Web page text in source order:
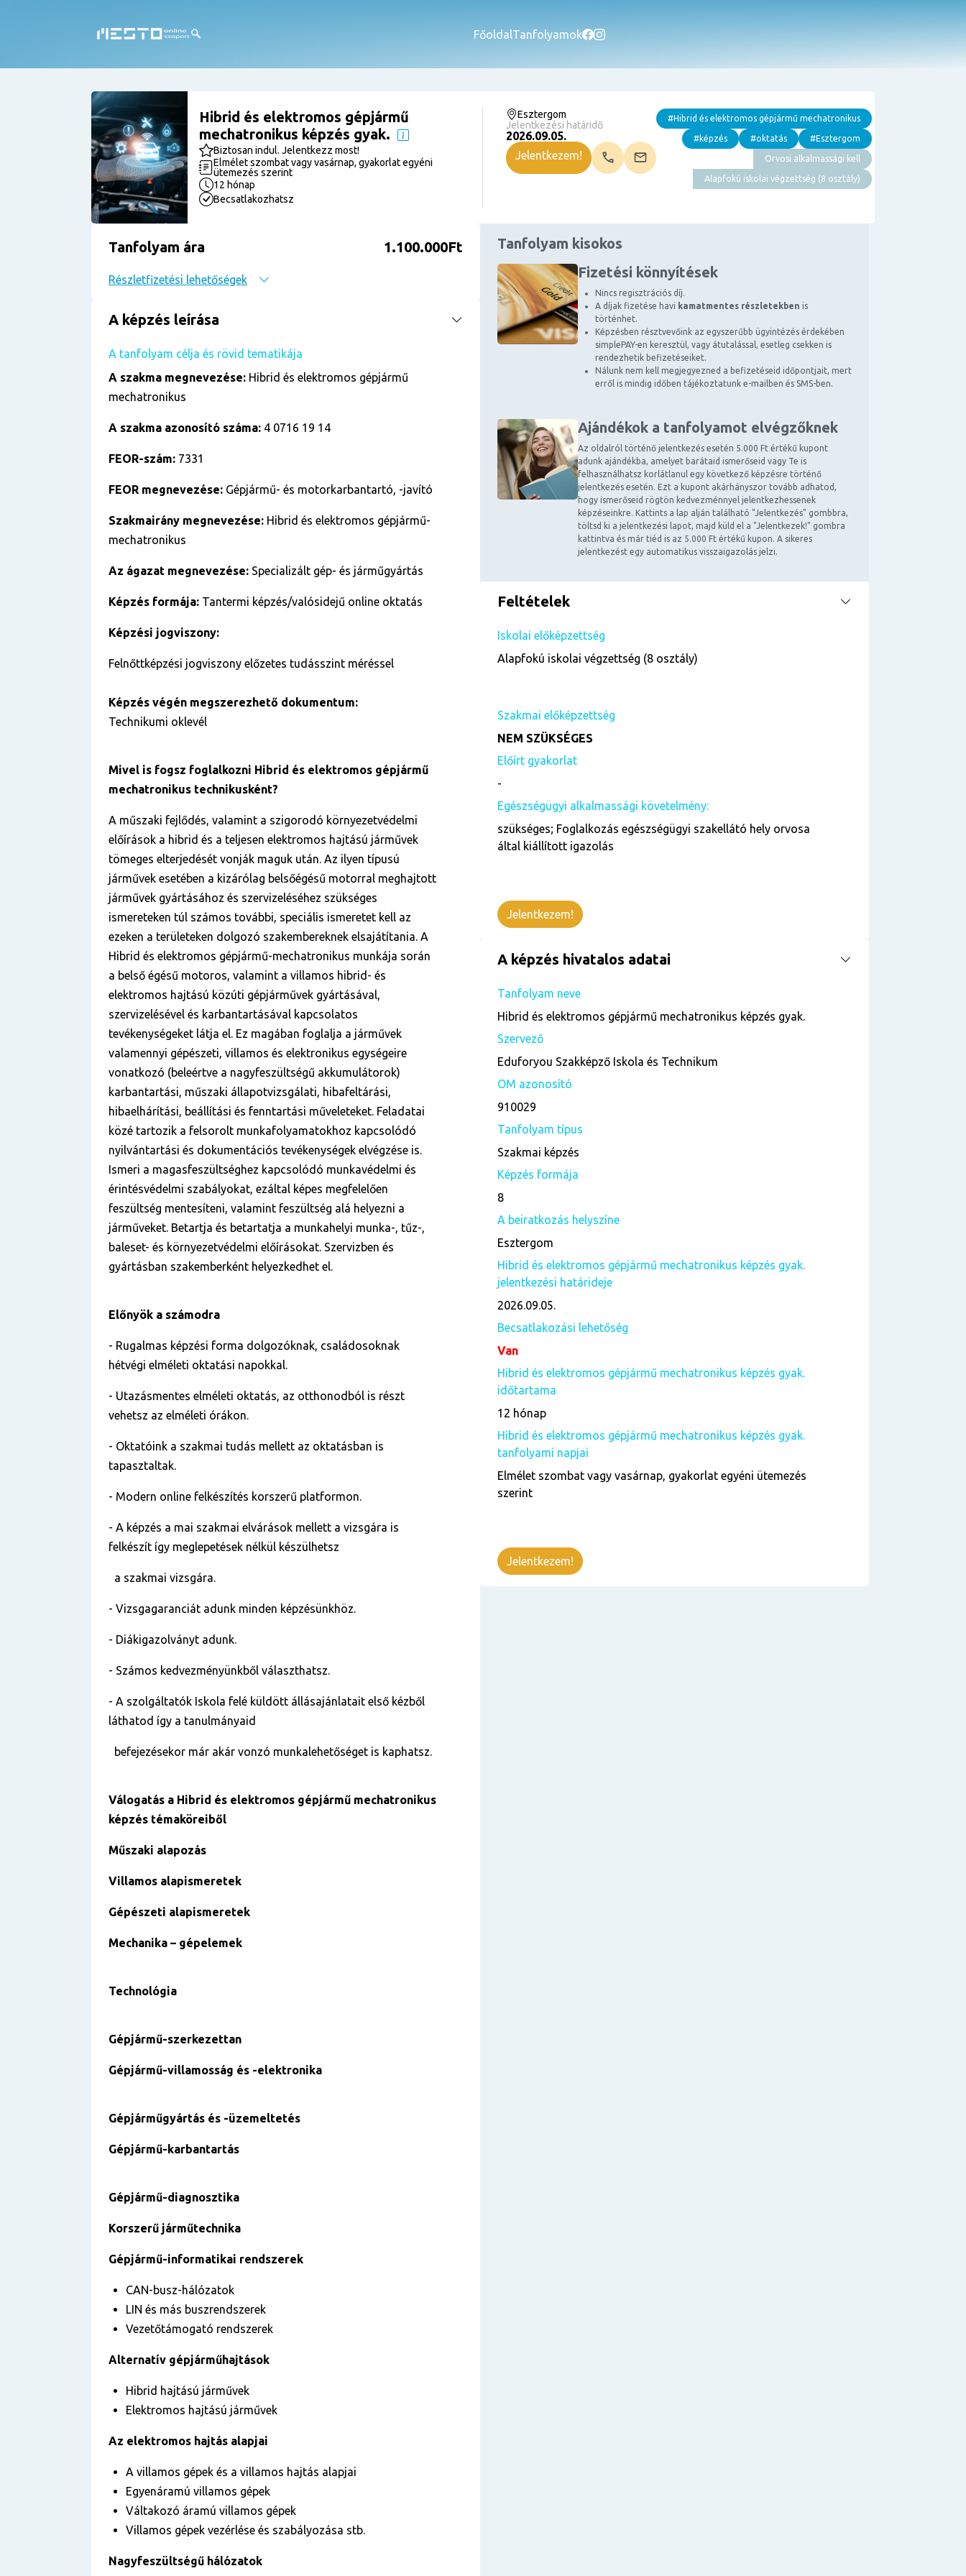
Főoldal Tanfolyamok
Hibrid és elektromos gépjármű
mechatronikus képzés gyak.
Biztosan indul. Jelentkezz most!
Elmélet szombat vagy vasárnap, gyakorlat egyéni
ütemezés szerint
12 hónap
Becsatlakozhatsz
Esztergom
Jelentkezési határidő
2026.09.05.
Jelentkezem!
#Hibrid és elektromos gépjármű mechatronikus
#képzés #oktatás #Esztergom
Orvosi alkalmassági kell
Alapfokú iskolai végzettség (8 osztály)
Tanfolyam ára 1.100.000Ft
Részletfizetési lehetőségek
A képzés leírása
A tanfolyam célja és rövid tematikája
A szakma megnevezése: Hibrid és elektromos gépjármű
mechatronikus
A szakma azonosító száma: 4 0716 19 14
FEOR-szám: 7331
FEOR megnevezése: Gépjármű- és motorkarbantartó, -javító
Szakmairány megnevezése: Hibrid és elektromos gépjármű-
mechatronikus
Az ágazat megnevezése: Specializált gép- és járműgyártás
Képzés formája: Tantermi képzés/valósidejű online oktatás
Képzési jogviszony:
Felnőttképzési jogviszony előzetes tudásszint méréssel
Képzés végén megszerezhető dokumentum:
Technikumi oklevél
Mivel is fogsz foglalkozni Hibrid és elektromos gépjármű
mechatronikus technikusként?
A műszaki fejlődés, valamint a szigorodó környezetvédelmi
előírások a hibrid és a teljesen elektromos hajtású járművek
tömeges elterjedését vonják maguk után. Az ilyen típusú
járművek esetében a kizárólag belsőégésű motorral meghajtott
járművek gyártásához és szervizeléséhez szükséges
ismereteken túl számos további, speciális ismeretet kell az
ezeken a területeken dolgozó szakembereknek elsajátítania. A
Hibrid és elektromos gépjármű-mechatronikus munkája során
a belső égésű motoros, valamint a villamos hibrid- és
elektromos hajtású közúti gépjárművek gyártásával,
szervizelésével és karbantartásával kapcsolatos
tevékenységeket látja el. Ez magában foglalja a járművek
valamennyi gépészeti, villamos és elektronikus egységeire
vonatkozó (beleértve a nagyfeszültségű akkumulátorok)
karbantartási, műszaki állapotvizsgálati, hibafeltárási,
hibaelhárítási, beállítási és fenntartási műveleteket. Feladatai
közé tartozik a felsorolt munkafolyamatokhoz kapcsolódó
nyilvántartási és dokumentációs tevékenységek elvégzése is.
Ismeri a magasfeszültséghez kapcsolódó munkavédelmi és
érintésvédelmi szabályokat, ezáltal képes megfelelően
feszültség mentesíteni, valamint feszültség alá helyezni a
járműveket. Betartja és betartatja a munkahelyi munka-, tűz-,
baleset- és környezetvédelmi előírásokat. Szervizben és
gyártásban szakemberként helyezkedhet el.
Előnyök a számodra
- Rugalmas képzési forma dolgozóknak, családosoknak
hétvégi elméleti oktatási napokkal.
- Utazásmentes elméleti oktatás, az otthonodból is részt
vehetsz az elméleti órákon.
- Oktatóink a szakmai tudás mellett az oktatásban is
tapasztaltak.
- Modern online felkészítés korszerű platformon.
- A képzés a mai szakmai elvárások mellett a vizsgára is
felkészít így meglepetések nélkül készülhetsz
a szakmai vizsgára.
- Vizsgagaranciát adunk minden képzésünkhöz.
- Diákigazolványt adunk.
- Számos kedvezményünkből választhatsz.
- A szolgáltatók Iskola felé küldött állásajánlatait első kézből
láthatod így a tanulmányaid
befejezésekor már akár vonzó munkalehetőséget is kaphatsz.
Válogatás a Hibrid és elektromos gépjármű mechatronikus
képzés témaköreiből
Műszaki alapozás
Villamos alapismeretek
Gépészeti alapismeretek
Mechanika – gépelemek
Technológia
Gépjármű-szerkezettan
Gépjármű-villamosság és -elektronika
Gépjárműgyártás és -üzemeltetés
Gépjármű-karbantartás
Gépjármű-diagnosztika
Korszerű járműtechnika
Gépjármű-informatikai rendszerek
CAN-busz-hálózatok
LIN és más buszrendszerek
Vezetőtámogató rendszerek
Alternatív gépjárműhajtások
Hibrid hajtású járművek
Elektromos hajtású járművek
Az elektromos hajtás alapjai
A villamos gépek és a villamos hajtás alapjai
Egyenáramú villamos gépek
Váltakozó áramú villamos gépek
Villamos gépek vezérlése és szabályozása stb.
Nagyfeszültségű hálózatok
Tanfolyam kisokos
Fizetési könnyítések
Nincs regisztrációs díj.
A díjak fizetése havi kamatmentes részletekben is
történhet.
Képzésben résztvevőink az egyszerűbb ügyintézés érdekében
simplePAY-en keresztül, vagy átutalással, esetleg csekken is
rendezhetik befizetéseiket.
Nálunk nem kell megjegyezned a befizetéseid időpontjait, mert
erről is mindig időben tájékoztatunk e-mailben és SMS-ben.
Ajándékok a tanfolyamot elvégzőknek
Az oldalról történő jelentkezés esetén 5.000 Ft értékű kupont
adunk ajándékba, amelyet barátaid ismerőseid vagy Te is
felhasználhatsz korlátlanul egy következő képzésre történő
jelentkezés esetén. Ezt a kupont akárhányszor tovább adhatod,
hogy ismerőseid rögtön kedvezménnyel jelentkezhessenek
képzéseinkre. Kattints a lap alján található "Jelentkezés" gombbra,
töltsd ki a jelentkezési lapot, majd küld el a "Jelentkezek!" gombra
kattintva és már tiéd is az 5.000 Ft értékű kupon. A sikeres
jelentkezést egy automatikus visszaigazolás jelzi.
Feltételek
Iskolai előképzettség
Alapfokú iskolai végzettség (8 osztály)
Szakmai előképzettség
NEM SZÜKSÉGES
Előírt gyakorlat
-
Egészségügyi alkalmassági követelmény:
szükséges; Foglalkozás egészségügyi szakellátó hely orvosa
által kiállított igazolás
Jelentkezem!
A képzés hivatalos adatai
Tanfolyam neve
Hibrid és elektromos gépjármű mechatronikus képzés gyak.
Szervező
Eduforyou Szakképző Iskola és Technikum
OM azonosító
910029
Tanfolyam típus
Szakmai képzés
Képzés formája
8
A beiratkozás helyszíne
Esztergom
Hibrid és elektromos gépjármű mechatronikus képzés gyak.
jelentkezési határideje
2026.09.05.
Becsatlakozási lehetőség
Van
Hibrid és elektromos gépjármű mechatronikus képzés gyak.
időtartama
12 hónap
Hibrid és elektromos gépjármű mechatronikus képzés gyak.
tanfolyami napjai
Elmélet szombat vagy vasárnap, gyakorlat egyéni ütemezés
szerint
Jelentkezem!